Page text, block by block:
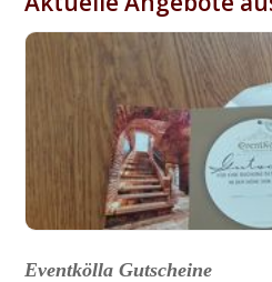
Eventkölla Gutscheine